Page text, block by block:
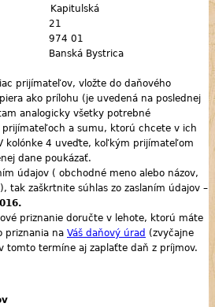
21
01
Bystrica
prijímateľov, vložte do daňového
ako prílohu (je uvedená na poslednej
analogicky všetky potrebné
a sumu, ktorú chcete v ich
kolónke 4 uveďte, koľkým prijímateľom
dane poukázať.
údajov ( obchodné meno alebo názov,
tak zaškrtnite súhlas zo zaslaním údajov –
priznanie doručte v lehote, ktorú máte
priznania na Váš daňový úrad (zvyčajne
tomto termíne aj zaplaťte daň z príjmov.